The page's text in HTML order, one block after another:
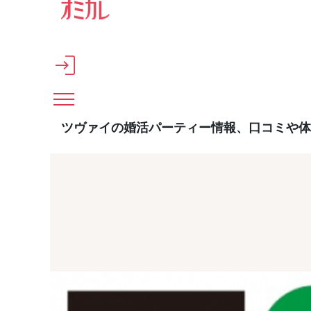
メインコンテンツへスキップ
ツヴァイの婚活パーティー情報、口コミや